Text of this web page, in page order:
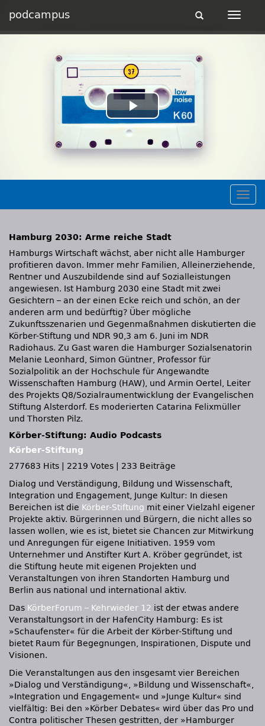
podcampus
Toggle
Toggle
Play
Video
Hamburg 2030: Arme reiche Stadt
Hamburgs Wirtschaft wächst, aber nicht alle Hamburger
profitieren davon. Immer mehr Familien, Alleinerziehende,
Rentner und Auszubildende sind auf Sozialleistungen
angewiesen. Ist Hamburg 2030 eine Stadt mit zwei
Gesichtern – an der einen Ecke reich und schön, an der
anderen arm und bedürftig? Über mögliche
Zukunftsszenarien und Gegenmaßnahmen diskutierten die
Körber-Stiftung und NDR 90,3 am 6. Juni im NDR
Radiohaus. Zu Gast waren die Hamburger Sozialsenatorin
Melanie Leonhard, Simon Güntner, Professor für
Sozialpolitik an der Hochschule für Angewandte
Wissenschaften Hamburg (HAW), und Armin Oertel, Leiter
des Projekts Q8/Sozialraumentwicklung der Evangelischen
Stiftung Alsterdorf. Es moderierten Catarina Felixmüller
und Thorsten Pilz.
Körber-Stiftung: Audio Podcasts
Körber-Stiftung
277683 Hits
2219 Votes
233 Beiträge
Dialog und Verständigung, Bildung und Wissenschaft,
Integration und Engagement, Junge Kultur: In diesen
Bereichen ist die Körber-Stiftung mit einer Vielzahl eigener
Projekte aktiv. Bürgerinnen und Bürgern, die nicht alles so
lassen wollen, wie es ist, bietet sie Chancen zur Mitwirkung
und Anregungen für eigene Initiativen. 1959 vom
Unternehmer und Anstifter Kurt A. Kröber gegründet, ist
die Stiftung heute mit eigenen Projekten und
Veranstaltungen von ihren Standorten Hamburg und
Berlin aus national und international aktiv.
Das KörberForum – Kehrwieder 12 ist der etwas andere
Veranstaltungsort in der HafenCity Hamburg: Es ist
»Schaufenster« für die Arbeit der Körber-Stiftung und
bietet Raum für Begegnungen, Inspirationen, Dispute und
Visionen.
Die Veranstaltungen aus den insgesamt vier Bereichen
»Dialog und Verständigung«, »Bildung und Wissenschaft«,
»Integration und Engagement« und »Junge Kultur« sind
vielfältig: Bei den »Körber Debates« wird über das Pro und
Contra politischer Thesen gestritten, der »Hamburger